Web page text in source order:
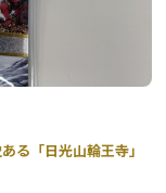
謡ショー
る「日光山輪王寺」